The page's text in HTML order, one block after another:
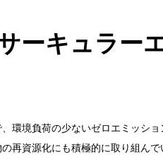
ーキュラー
環境負荷の少ないゼロエミッシ
再資源化にも積極的に取り組んで